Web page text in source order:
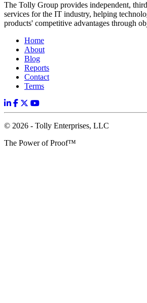
The Tolly Group provides independent,
services for the IT industry, helping
products' competitive advantages through
Home
About
Blog
Reports
Contact
Terms
© 2026 - Tolly Enterprises, LLC
The Power of Proof™